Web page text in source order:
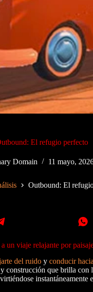
El refugio perfecto
Domain 11 mayo,
Outbound: El
viaje relajante por
del ruido y conducir
que brilla con
instantáneamente